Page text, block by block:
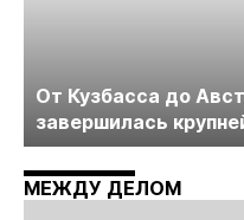
От Кузбасса до
завершилась
технологий «Недра
Майнинг»
МЕЖДУ ДЕЛОМ